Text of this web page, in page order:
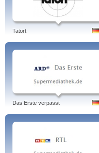
Tatort
Das Erste verpasst